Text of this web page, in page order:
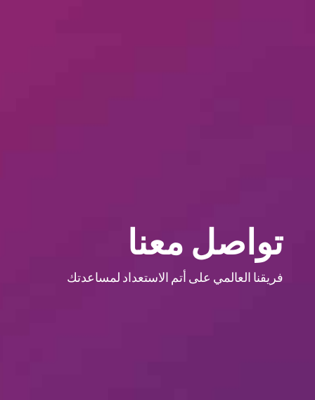
تواصل معنا
فريقنا العالمي على أتم الاستعداد لمساعدتك